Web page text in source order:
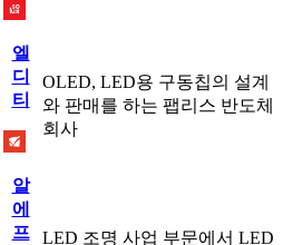
엘
디
티
OLED, LED용 구동칩의 설계
와 판매를 하는 팹리스 반도체
회사
알
에
프
LED 조명 사업 부문에서 LED